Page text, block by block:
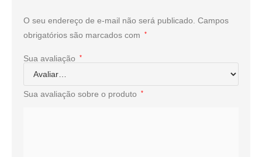
O seu endereço de e-mail não será publicado. Campos
obrigatórios são marcados com
*
Sua avaliação *
Sua avaliação sobre o produto *